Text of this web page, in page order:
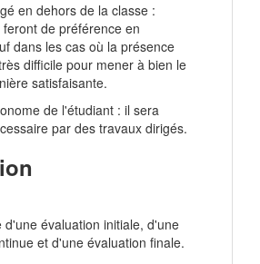
en dehors de la classe :
de préférence en
dans les cas où la présence
difficile pour mener à bien le
satisfaisante.
de l'étudiant : il sera
par des travaux dirigés.
d'une évaluation initiale, d'une
et d'une évaluation finale.